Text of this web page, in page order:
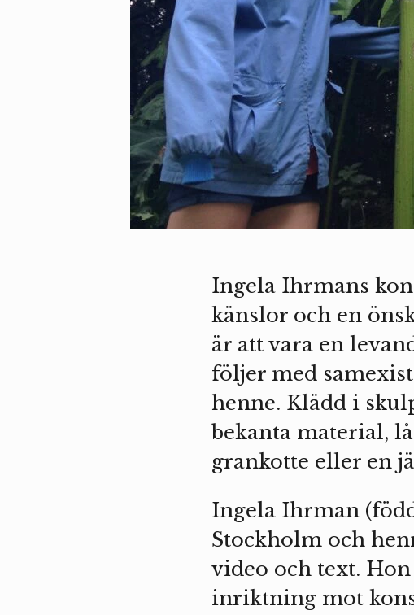
Ingela Ihrmans
känslor och en
är att vara en
följer med
henne. Klädd i
bekanta material,
grankotte eller en
Ingela Ihrman
Stockholm och
video och text.
inriktning mot